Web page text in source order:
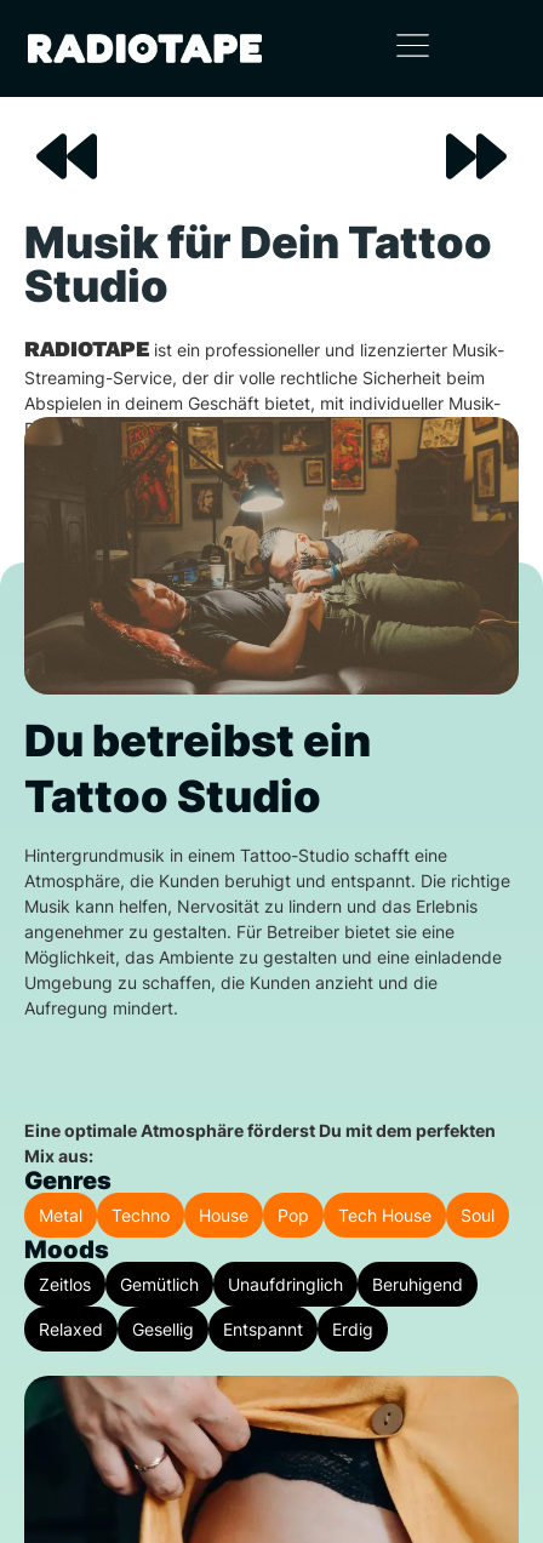
Musik für Dein Tattoo
Studio
RADIOTAPE ist ein professioneller und lizenzierter Musik-
Streaming-Service, der dir volle rechtliche Sicherheit beim
Abspielen in deinem Geschäft bietet, mit individueller Musik-
Planung und -Beratung.
Probiere es aus
Du betreibst ein
Tattoo Studio
Hintergrundmusik in einem Tattoo-Studio schafft eine
Atmosphäre, die Kunden beruhigt und entspannt. Die richtige
Musik kann helfen, Nervosität zu lindern und das Erlebnis
angenehmer zu gestalten. Für Betreiber bietet sie eine
Möglichkeit, das Ambiente zu gestalten und eine einladende
Umgebung zu schaffen, die Kunden anzieht und die
Aufregung mindert.
Eine optimale Atmosphäre förderst Du mit dem perfekten
Mix aus:
Genres
Metal Techno House Pop Tech House Soul
Moods
Zeitlos Gemütlich Unaufdringlich Beruhigend
Relaxed Gesellig Entspannt Erdig